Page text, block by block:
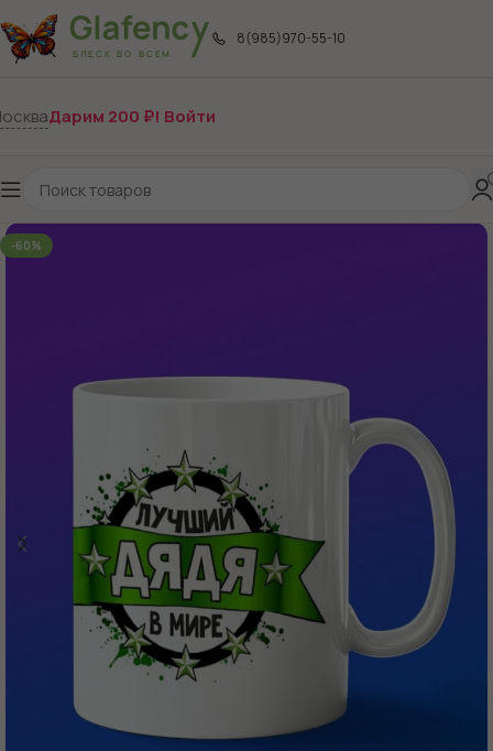
8(985)970-55-10
Дарим 200 ₽! Войти
-60%